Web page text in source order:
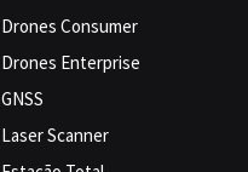
Drones Consumer
Drones Enterprise
GNSS
Laser Scanner